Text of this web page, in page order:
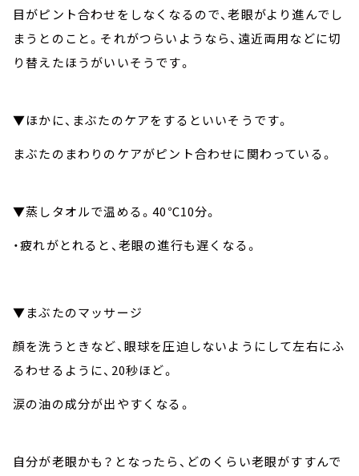
目がピント合わせをしなくなるので、老眼がより進んでし
まうとのこと。それがつらいようなら、遠近両用などに切
り替えたほうがいいそうです。
▼ほかに、まぶたのケアをするといいそうです。
まぶたのまわりのケアがピント合わせに関わっている。
▼蒸しタオルで温める。40℃10分。
・疲れがとれると、老眼の進行も遅くなる。
▼まぶたのマッサージ
顔を洗うときなど、眼球を圧迫しないようにして左右にふ
るわせるように、20秒ほど。
涙の油の成分が出やすくなる。
自分が老眼かも？となったら、どのくらい老眼がすすんで